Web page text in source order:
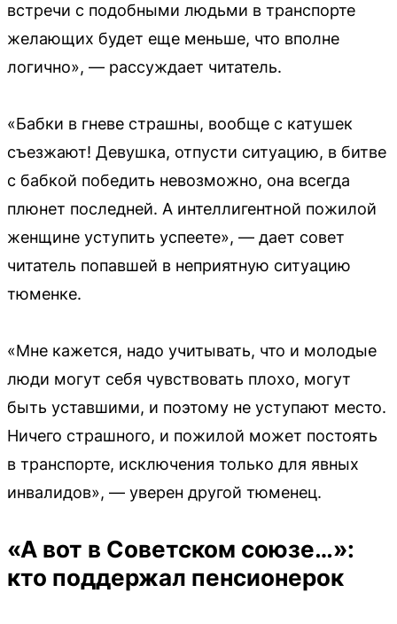
встречи с подобными людьми в транспорте
желающих будет еще меньше, что вполне
логично», — рассуждает читатель.
«Бабки в гневе страшны, вообще с катушек
съезжают! Девушка, отпусти ситуацию, в битве
с бабкой победить невозможно, она всегда
плюнет последней. А интеллигентной пожилой
женщине уступить успеете», — дает совет
читатель попавшей в неприятную ситуацию
тюменке.
«Мне кажется, надо учитывать, что и молодые
люди могут себя чувствовать плохо, могут
быть уставшими, и поэтому не уступают место.
Ничего страшного, и пожилой может постоять
в транспорте, исключения только для явных
инвалидов», — уверен другой тюменец.
«А вот в Советском союзе…»:
кто поддержал пенсионерок